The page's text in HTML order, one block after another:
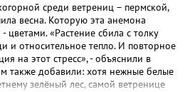
среди ветрениц – пермской,
весна. Которую эта анемона
цветами. «Растение сбила с толку
и относительное тепло. И повторное
на этот стресс», - объяснили в
также добавили: хотя нежные белые
зелёный лес, самой ветренице